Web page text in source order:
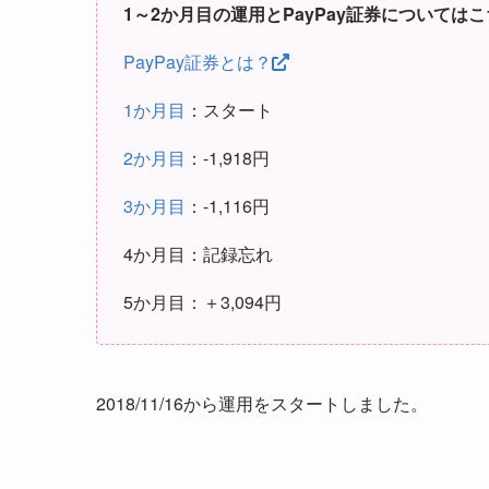
1～2か月目の運用とPayPay証券については
PayPay証券とは？
1か月目 ：スタート
2か月目 ：-1,918円
3か月目 ：-1,116円
4か月目：記録忘れ
5か月目：＋3,094円
2018/11/16から運用をスタートしました。